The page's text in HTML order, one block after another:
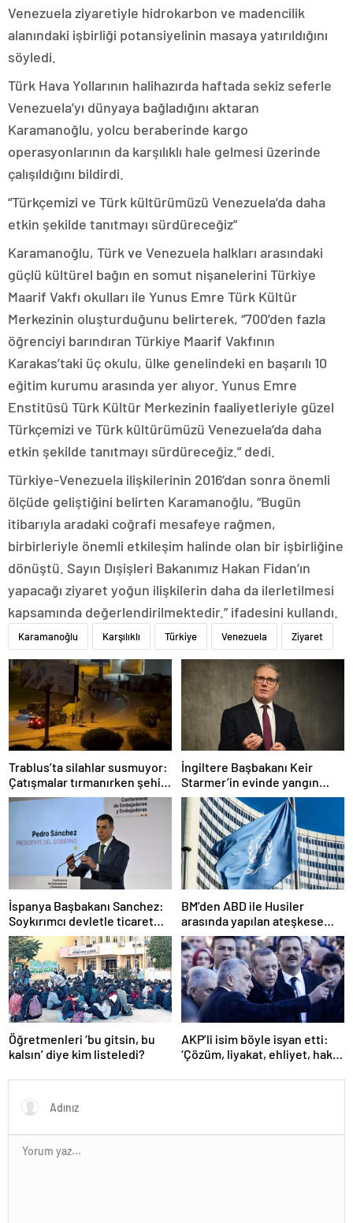
Venezuela ziyaretiyle hidrokarbon ve madencilik
alanındaki işbirliği potansiyelinin masaya yatırıldığını
söyledi.
Türk Hava Yollarının halihazırda haftada sekiz seferle
Venezuela’yı dünyaya bağladığını aktaran
Karamanoğlu, yolcu beraberinde kargo
operasyonlarının da karşılıklı hale gelmesi üzerinde
çalışıldığını bildirdi.
“Türkçemizi ve Türk kültürümüzü Venezuela’da daha
etkin şekilde tanıtmayı sürdüreceğiz”
Karamanoğlu, Türk ve Venezuela halkları arasındaki
güçlü kültürel bağın en somut nişanelerini Türkiye
Maarif Vakfı okulları ile Yunus Emre Türk Kültür
Merkezinin oluşturduğunu belirterek, “700’den fazla
öğrenciyi barındıran Türkiye Maarif Vakfının
Karakas’taki üç okulu, ülke genelindeki en başarılı 10
eğitim kurumu arasında yer alıyor. Yunus Emre
Enstitüsü Türk Kültür Merkezinin faaliyetleriyle güzel
Türkçemizi ve Türk kültürümüzü Venezuela’da daha
etkin şekilde tanıtmayı sürdüreceğiz.” dedi.
Türkiye-Venezuela ilişkilerinin 2016’dan sonra önemli
ölçüde geliştiğini belirten Karamanoğlu, “Bugün
itibarıyla aradaki coğrafi mesafeye rağmen,
birbirleriyle önemli etkileşim halinde olan bir işbirliğine
dönüştü. Sayın Dışişleri Bakanımız Hakan Fidan’ın
yapacağı ziyaret yoğun ilişkilerin daha da ilerletilmesi
kapsamında değerlendirilmektedir.” ifadesini kullandı.
Karamanoğlu Karşılıklı Türkiye Venezuela Ziyaret
Trablus’ta silahlar susmuyor:
Çatışmalar tırmanırken şehir
alarmda
İngiltere Başbakanı Keir
Starmer’in evinde yangın
çıktı
İspanya Başbakanı Sanchez:
Soykırımcı devletle ticaret
yapmayız
BM’den ABD ile Husiler
arasında yapılan ateşkese
ilişkin değerlendirme
Öğretmenleri ‘bu gitsin, bu
kalsın’ diye kim listeledi?
AKP’li isim böyle isyan etti:
‘Çözüm, liyakat, ehliyet, hak,